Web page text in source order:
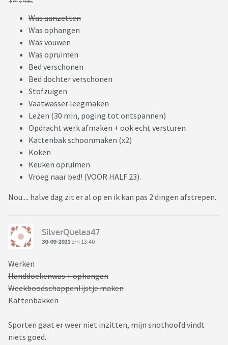
Was aanzetten
Was ophangen
Was vouwen
Was opruimen
Bed verschonen
Bed dochter verschonen
Stofzuigen
Vaatwasser leegmaken
Lezen (30 min, poging tot ontspannen)
Opdracht werk afmaken + ook echt versturen
Kattenbak schoonmaken (x2)
Koken
Keuken opruimen
Vroeg naar bed! (VOOR HALF 23).
Nou.... halve dag zit er al op en ik kan pas 2 dingen afstrepen.
SilverQuelea47
30-09-2021 om 13:40
Werken
Handdoekenwas + ophangen
Weekboodschappenlijstje maken
Kattenbakken
Sporten gaat er weer niet inzitten, mijn snothoofd vindt
niets goed.